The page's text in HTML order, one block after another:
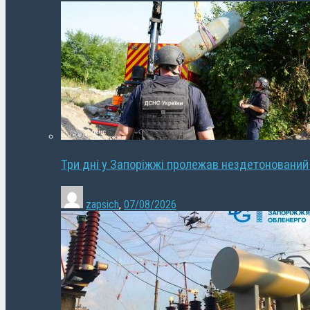
Три дні у Запоріжжі пролежав
zapsich, 07/08/2026